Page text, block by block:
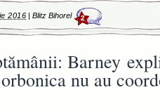
2016 |Blitz Bihorel 2
Barney
nu au